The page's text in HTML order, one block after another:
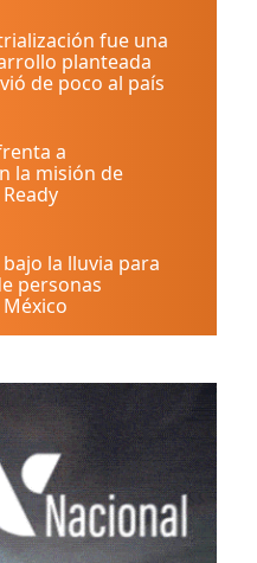
fue una
planteada
de poco al país
a
la misión de
la lluvia para
personas